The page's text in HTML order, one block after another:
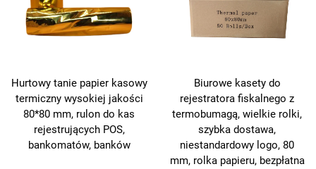
Hurtowy tanie papier kasowy
termiczny wysokiej jakości
80*80 mm, rulon do kas
rejestrujących POS,
bankomatów, banków
Biurowe kasety do
rejestratora fiskalnego z
termobumagą, wielkie rolki,
szybka dostawa,
niestandardowy logo, 80
mm, rolka papieru, bezpłatna